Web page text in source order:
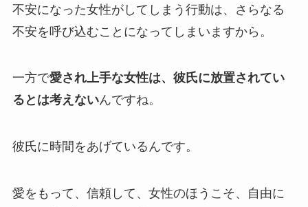
不安になった女性がしてしまう行動は、さらなる
不安を呼び込むことになってしまいますから。
一方で愛され上手な女性は、彼氏に放置されてい
るとは考えないんですね。
彼氏に時間をあげているんです。
愛をもって、信頼して、女性のほうこそ、自由に